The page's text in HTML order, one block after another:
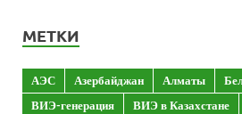
МЕТКИ
АЭС Азербайджан Алматы
ВИЭ-генерация
ВИЭ в Казахстане